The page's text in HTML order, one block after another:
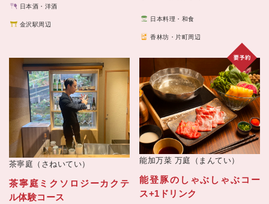
日本酒・洋酒
金沢駅周辺
日本料理・和食
香林坊・片町周辺
茶寧庭（さねいてい）
茶寧庭ミクソロジーカクテ
ル体験コース
能加万菜 万庭（まんてい）
能登豚のしゃぶしゃぶコー
ス+1ドリンク